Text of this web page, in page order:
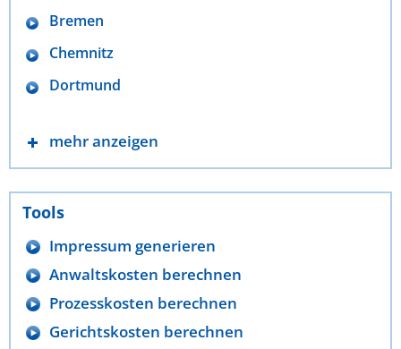
Bremen
Chemnitz
Dortmund
mehr anzeigen
Tools
Impressum generieren
Anwaltskosten berechnen
Prozesskosten berechnen
Gerichtskosten berechnen